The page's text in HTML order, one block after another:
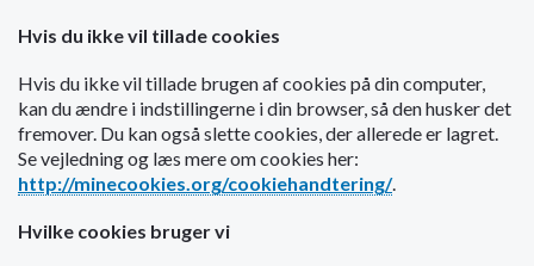
Hvis du ikke vil tillade cookies
Hvis du ikke vil tillade brugen af cookies på din computer,
kan du ændre i indstillingerne i din browser, så den husker det
fremover. Du kan også slette cookies, der allerede er lagret.
Se vejledning og læs mere om cookies her:
http://minecookies.org/cookiehandtering/.
Hvilke cookies bruger vi